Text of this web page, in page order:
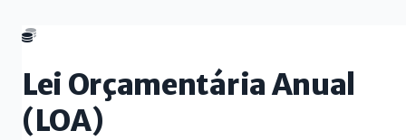
Lei Orçamentária Anual
(LOA)